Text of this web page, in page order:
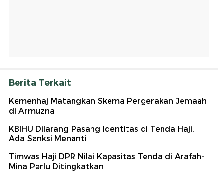
Berita Terkait
Kemenhaj Matangkan Skema Pergerakan Jemaah
di Armuzna
KBIHU Dilarang Pasang Identitas di Tenda Haji,
Ada Sanksi Menanti
Timwas Haji DPR Nilai Kapasitas Tenda di Arafah-
Mina Perlu Ditingkatkan